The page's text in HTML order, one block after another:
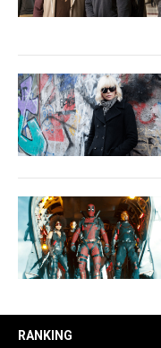
RANKING